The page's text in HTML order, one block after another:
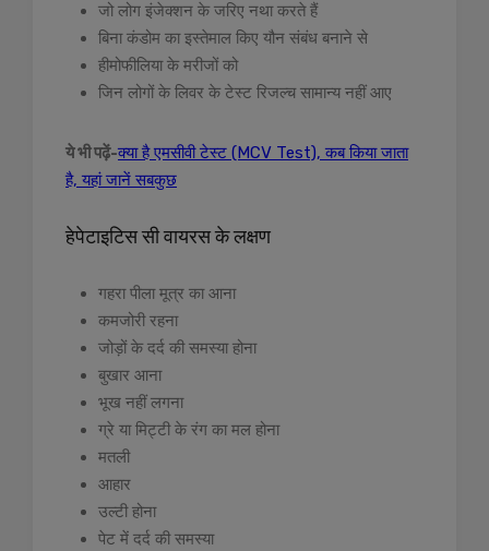
जो लोग इंजेक्शन के जरिए नथा करते हैं
बिना कंडोम का इस्तेमाल किए यौन संबंध बनाने से
हीमोफीलिया के मरीजों को
जिन लोगों के लिवर के टेस्ट रिजल्च सामान्य नहीं आए
ये भी पढ़ें-क्या है एमसीवी टेस्ट (MCV Test), कब किया जाता
है, यहां जानें सबकुछ
हेपेटाइटिस सी वायरस के लक्षण
गहरा पीला मूत्र का आना
कमजोरी रहना
जोड़ों के दर्द की समस्या होना
बुखार आना
भूख नहीं लगना
ग्रे या मिट्टी के रंग का मल होना
मतली
आहार
उल्टी होना
पेट में दर्द की समस्या